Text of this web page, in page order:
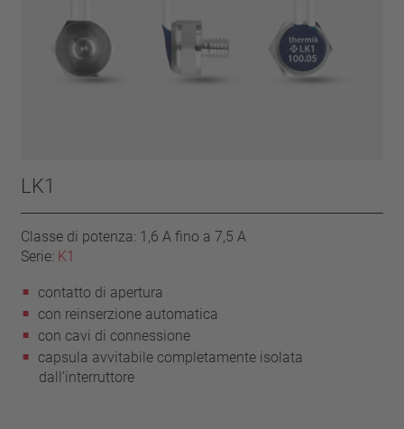
LK1
Classe di potenza: 1,6 A fino a 7,5 A
Serie: K1
contatto di apertura
con reinserzione automatica
con cavi di connessione
capsula avvitabile completamente isolata
dall’interruttore